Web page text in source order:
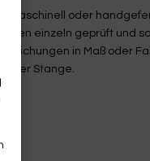
maschinell oder
einzeln geprüft und
in Maß oder
der Stange.